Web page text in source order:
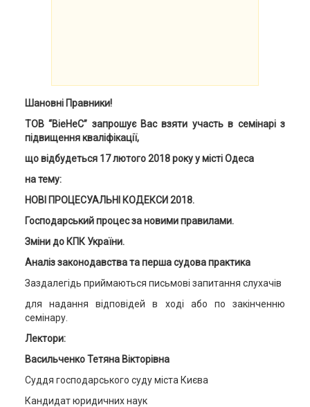
Шановні Правники!
ТОВ “ВіеНеС” запрошує Вас взяти участь в семінарі з
підвищення кваліфікації,
що відбудеться 17 лютого 2018 року у місті Одеса
на тему:
НОВІ ПРОЦЕСУАЛЬНІ КОДЕКСИ 2018.
Господарський процес за новими правилами.
Зміни до КПК України.
Аналіз законодавства та перша судова практика
Заздалегідь приймаються письмові запитання слухачів
для надання відповідей в ході або по закінченню
семінару.
Лектори:
Васильченко Тетяна Вікторівна
Суддя господарського суду міста Києва
Кандидат юридичних наук